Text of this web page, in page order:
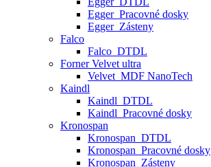
Egger_Pracovné dosky
Egger_Zásteny
Falco
Falco_DTDL
Forner Velvet ultra
Velvet_MDF NanoTech
Kaindl
Kaindl_DTDL
Kaindl_Pracovné dosky
Kronospan
Kronospan_DTDL
Kronospan_Pracovné dosky
Kronospan_Zásteny